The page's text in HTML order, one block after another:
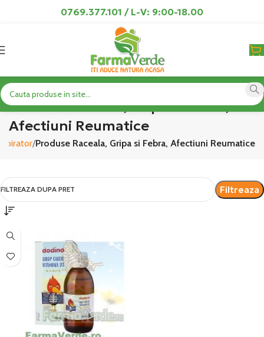
0769.377.101 / L-V: 9:00-18.00
Produse Raceala, Gripa si Febra,
Afectiuni Reumatice
Produse Raceala, Gripa si Febra, Afectiuni Reumatice
FILTREAZA DUPA PRET Filtreaza